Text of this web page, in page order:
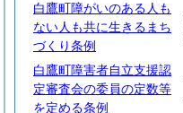
白鷹町障がいのある人も
ない人も共に生きるまち
づくり条例
白鷹町障害者自立支援認
定審査会の委員の定数等
を定める条例